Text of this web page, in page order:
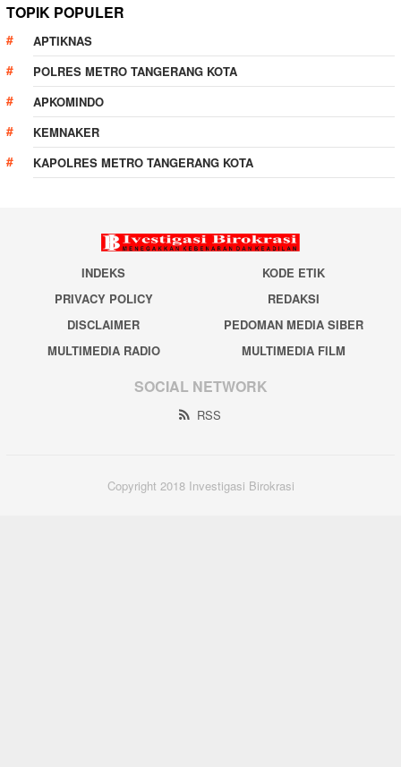
TOPIK POPULER
APTIKNAS
POLRES METRO TANGERANG KOTA
APKOMINDO
KEMNAKER
KAPOLRES METRO TANGERANG KOTA
INDEKS
KODE ETIK
PRIVACY POLICY
REDAKSI
DISCLAIMER
PEDOMAN MEDIA SIBER
MULTIMEDIA RADIO
MULTIMEDIA FILM
SOCIAL NETWORK
RSS
Copyright 2018 Investigasi Birokrasi